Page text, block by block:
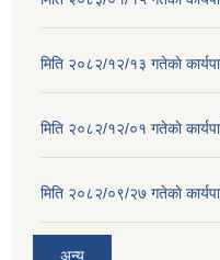
मिति २०८२/१२/१३ गतेकाे
मिति २०८२/१२/०१ गतेकाे
मिति २०८२/०९/२७ गतेकाे
अन्य